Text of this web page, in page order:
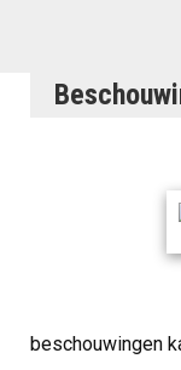
beschouwingen